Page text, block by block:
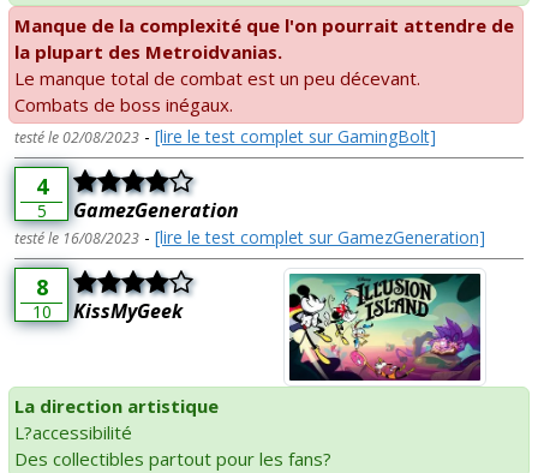
Manque de la complexité que l'on pourrait attendre de
la plupart des Metroidvanias.
Le manque total de combat est un peu décevant.
Combats de boss inégaux.
testé le 02/08/2023 - [lire le test complet sur GamingBolt]
4
5 GamezGeneration
testé le 16/08/2023 - [lire le test complet sur GamezGeneration]
8
10 KissMyGeek
La direction artistique
L?accessibilité
Des collectibles partout pour les fans?